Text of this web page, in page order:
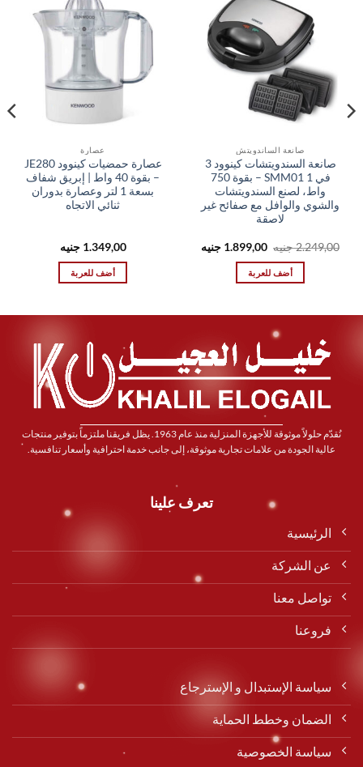
صانعة الساندويتش
صانعة السندويتشات كينوود 3
في 1 SMM01 – بقوة 750
واط، لصنع السندويتشات
والشوي والوافل مع صفائح غير
لاصقة
2.249,00جنيه السعر
الأصلي
هو:
2.249,00 EGP.
1.899,00 جنيه
أضف للعربة
عصارة
عصارة حمضيات كينوود JE280
– بقوة 40 واط | إبريق شفاف
بسعة 1 لتر وعصارة بدوران
ثنائي الاتجاه
1.349,00 جنيه
أضف للعربة
نُقدّم حلولاً موثوقة للأجهزة المنزلية منذ عام 1963. يظل فريقنا ملتزماً بتوفير منتجات
عالية الجودة من علامات تجارية موثوقة، إلى جانب خدمة احترافية وأسعار تنافسية.
تعرف علينا
الرئيسية
عن الشركة
تواصل معنا
فروعنا
سياسة الإستبدال و الإسترجاع
الضمان وخطط الحماية
سياسة الخصوصية